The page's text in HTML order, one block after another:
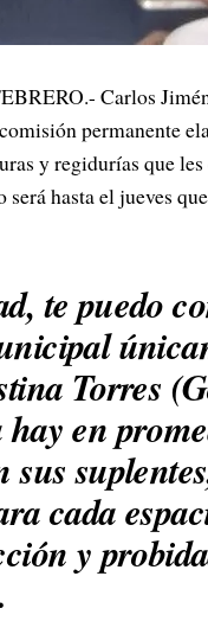
Carlos
permanente
y regidurías que
será hasta el jueves
te puedo
Torres
en
sus
cada
y